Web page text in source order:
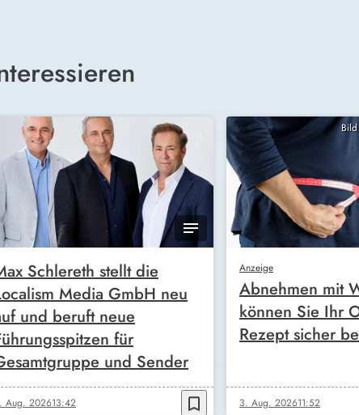
Schlereth stellt die
Media GmbH neu
und beruft neue
für
und Sender
Aug. 202613:42 bookmark_border
Anzeige
Abnehmen mit
können Sie Ihr
Rezept sicher
3. Aug. 202611:52